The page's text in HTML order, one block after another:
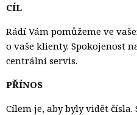
CÍL
Rádí Vám pomůžeme ve
o vaše klienty. Spokojenost
centrální servis.
PŘÍNOS
Cílem je, aby byly vidět čísla.